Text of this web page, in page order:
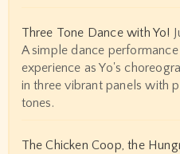
Three Tone Dance with Yo!
A simple dance
experience as Yo's
in three vibrant panels with
tones.
The Chicken Coop, the